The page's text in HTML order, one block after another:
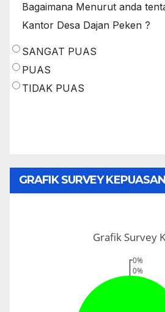
Bagaimana Menurut anda
Kantor Desa Dajan Peken ?
SANGAT PUAS
PUAS
TIDAK PUAS
GRAFIK SURVEY